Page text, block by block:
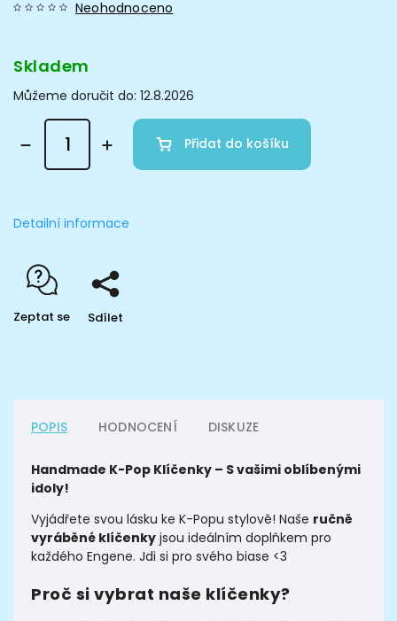
Neohodnoceno
Skladem
Můžeme doručit do: 12.8.2026
Přidat do košíku
Detailní informace
Zeptat se Sdílet
POPIS HODNOCENÍ DISKUZE
Handmade K-Pop Klíčenky – S vašimi oblíbenými
idoly!
Vyjádřete svou lásku ke K-Popu stylově! Naše ručně
vyráběné klíčenky jsou ideálním doplňkem pro
každého Engene. Jdi si pro svého biase <3
Proč si vybrat naše klíčenky?